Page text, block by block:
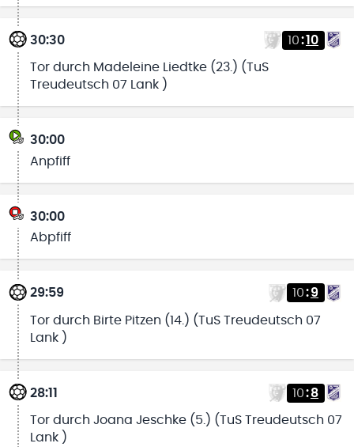
30:30 10:10
Tor durch Madeleine Liedtke (23.) (TuS
Treudeutsch 07 Lank )
30:00
Anpfiff
30:00
Abpfiff
29:59 10:9
Tor durch Birte Pitzen (14.) (TuS Treudeutsch 07
Lank )
28:11 10:8
Tor durch Joana Jeschke (5.) (TuS Treudeutsch 07
Lank )